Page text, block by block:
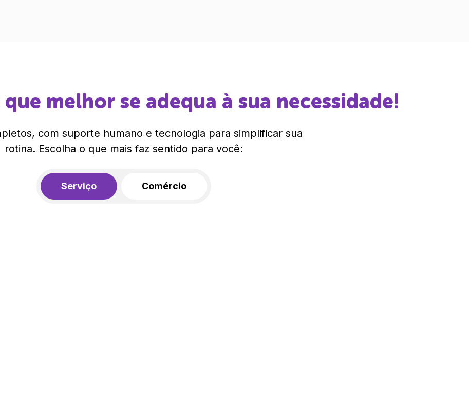
melhor se adequa à sua necessidade!
com suporte humano e tecnologia para simplificar sua
rotina. Escolha o que mais faz sentido para você:
Serviço Comércio